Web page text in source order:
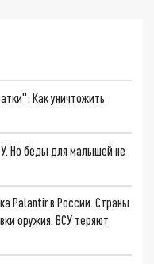
Как уничтожить
Но беды для малышей не
Palantir в России. Страны
оружия. ВСУ теряют